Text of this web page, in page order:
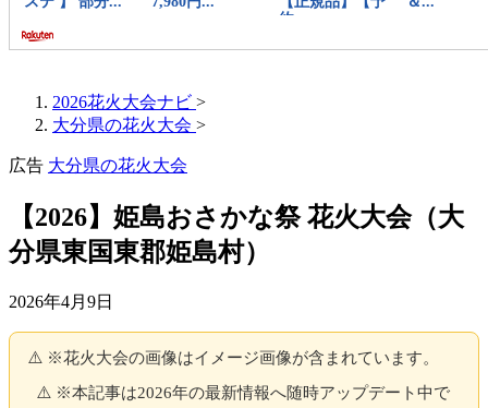
2026花火大会ナビ >
大分県の花火大会 >
広告 大分県の花火大会
【2026】姫島おさかな祭 花火大会（大
分県東国東郡姫島村）
2026年4月9日
⚠️ ※花火大会の画像はイメージ画像が含まれています。
⚠️ ※本記事は2026年の最新情報へ随時アップデート中で